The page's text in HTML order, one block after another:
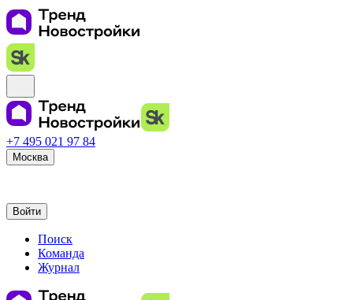
+7 495 021 97 84
Москва
Войти
Поиск
Команда
Журнал